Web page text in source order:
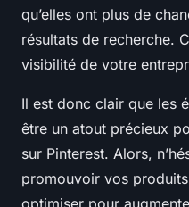
qu’elles ont plus de
résultats de recherche.
visibilité de votre
Il est donc clair que les
être un atout précieux
sur Pinterest. Alors,
promouvoir vos